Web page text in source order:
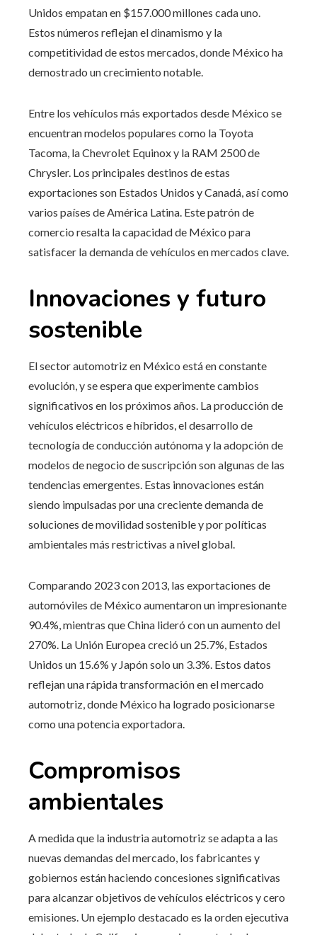
Unidos empatan en $157.000 millones cada uno.
Estos números reflejan el dinamismo y la
competitividad de estos mercados, donde México ha
demostrado un crecimiento notable.
Entre los vehículos más exportados desde México se
encuentran modelos populares como la Toyota
Tacoma, la Chevrolet Equinox y la RAM 2500 de
Chrysler. Los principales destinos de estas
exportaciones son Estados Unidos y Canadá, así como
varios países de América Latina. Este patrón de
comercio resalta la capacidad de México para
satisfacer la demanda de vehículos en mercados clave.
Innovaciones y futuro
sostenible
El sector automotriz en México está en constante
evolución, y se espera que experimente cambios
significativos en los próximos años. La producción de
vehículos eléctricos e híbridos, el desarrollo de
tecnología de conducción autónoma y la adopción de
modelos de negocio de suscripción son algunas de las
tendencias emergentes. Estas innovaciones están
siendo impulsadas por una creciente demanda de
soluciones de movilidad sostenible y por políticas
ambientales más restrictivas a nivel global.
Comparando 2023 con 2013, las exportaciones de
automóviles de México aumentaron un impresionante
90.4%, mientras que China lideró con un aumento del
270%. La Unión Europea creció un 25.7%, Estados
Unidos un 15.6% y Japón solo un 3.3%. Estos datos
reflejan una rápida transformación en el mercado
automotriz, donde México ha logrado posicionarse
como una potencia exportadora.
Compromisos
ambientales
A medida que la industria automotriz se adapta a las
nuevas demandas del mercado, los fabricantes y
gobiernos están haciendo concesiones significativas
para alcanzar objetivos de vehículos eléctricos y cero
emisiones. Un ejemplo destacado es la orden ejecutiva